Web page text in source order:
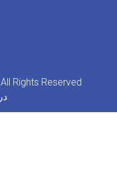
Rights Reserved